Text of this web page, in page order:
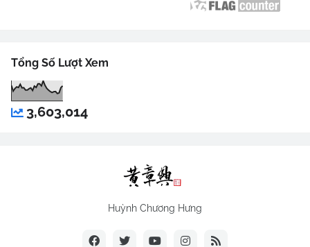
Tổng Số Lượt Xem
3,603,014
Huỳnh Chương Hưng